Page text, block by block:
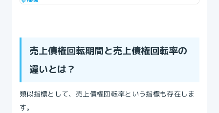
売上債権回転期間と売上債権回転率の
違いとは？
類似指標として、売上債権回転率という指標も存在しま
す。